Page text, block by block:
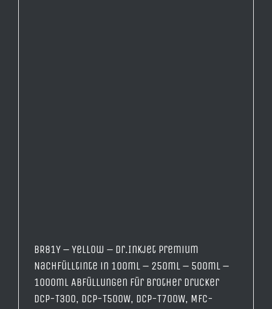
BR81Y – Yellow – Dr.Inkjet Premium
Nachfülltinte in 100ml – 250ml – 500ml –
1000ml Abfüllungen für Brother Drucker
DCP-T300, DCP-T500W, DCP-T700W, MFC-